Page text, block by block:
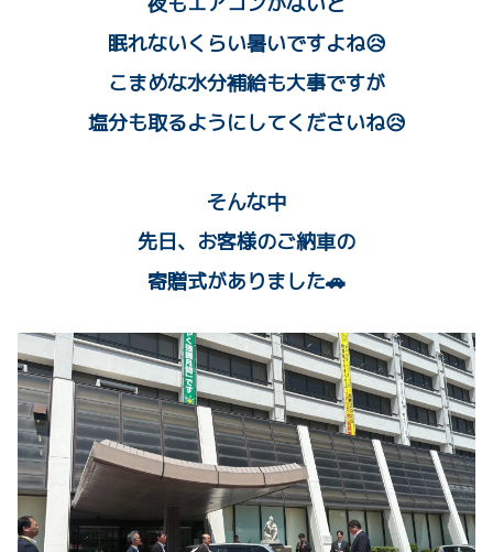
眠れないくらい暑いですよね😥
こまめな水分補給も大事ですが
塩分も取るようにしてくださいね😥
そんな中
先日、お客様のご納車の
寄贈式がありました🚗